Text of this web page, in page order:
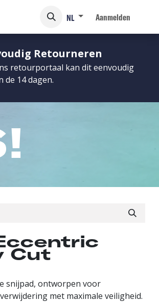
NL Aanmelden
Retourneren
retourportaal kan dit eenvoudig
de 14 dagen.
Cut
snijpad, ontworpen voor
met maximale veiligheid.